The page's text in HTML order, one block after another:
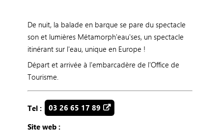
De nuit, la balade en barque se pare du spectacle
son et lumières Métamorph'eau'ses, un spectacle
itinérant sur l'eau, unique en Europe !
Départ et arrivée à l'embarcadère de l'Office de
Tourisme.
Tel :
03 26 65 17 89
Site web :